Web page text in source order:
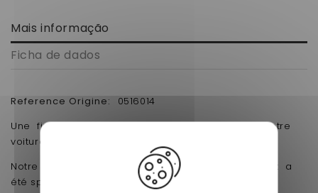
Mais informação
Ficha de dados
Reference Origine:
0516014
Une fissure ou un eclat sur votre pare-brise de votre
voiture sans permis ? Remplacez-le !
Notre site vous propose un pare brise utra résistant a
été spécialement développée par les meilleurs